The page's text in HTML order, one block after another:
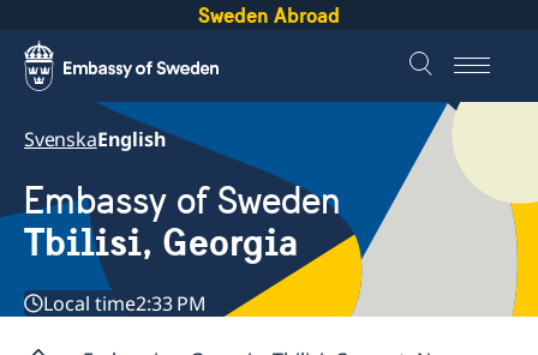
Sweden Abroad
SvenskaEnglish
Embassy of Sweden
Tbilisi, Georgia
Local time2:33 PM